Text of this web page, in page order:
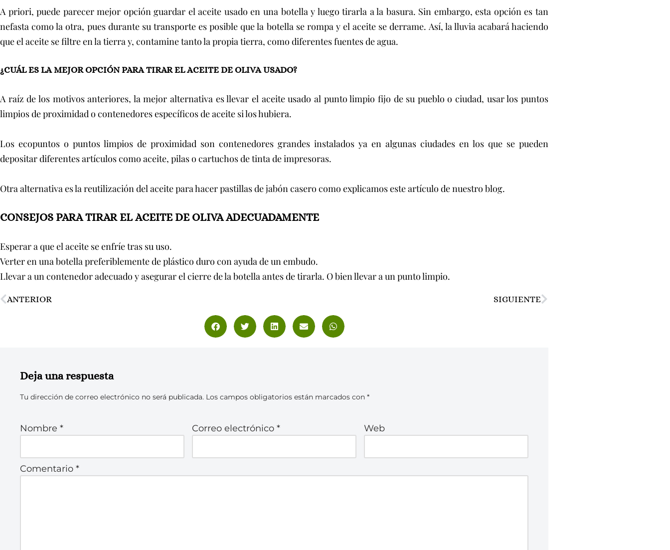
A priori, puede parecer mejor opción guardar el aceite usado en una botella y luego tirarla a la basura. Sin embargo, esta opción es tan
nefasta como la otra, pues durante su transporte es posible que la botella se rompa y el aceite se derrame. Así, la lluvia acabará haciendo
que el aceite se filtre en la tierra y, contamine tanto la propia tierra, como diferentes fuentes de agua.
¿CUÁL ES LA MEJOR OPCIÓN PARA TIRAR EL ACEITE DE OLIVA USADO?
A raíz de los motivos anteriores, la mejor alternativa es llevar el aceite usado al punto limpio fijo de su pueblo o ciudad, usar los puntos
limpios de proximidad o contenedores específicos de aceite si los hubiera.
Los ecopuntos o puntos limpios de proximidad son contenedores grandes instalados ya en algunas ciudades en los que se pueden
depositar diferentes artículos como aceite, pilas o cartuchos de tinta de impresoras.
Otra alternativa es la reutilización del aceite para hacer pastillas de jabón casero como explicamos este artículo de nuestro blog.
CONSEJOS PARA TIRAR EL ACEITE DE OLIVA ADECUADAMENTE
Esperar a que el aceite se enfríe tras su uso.
Verter en una botella preferiblemente de plástico duro con ayuda de un embudo.
Llevar a un contenedor adecuado y asegurar el cierre de la botella antes de tirarla. O bien llevar a un punto limpio.
ANTERIOR SIGUIENTE
Deja una respuesta
Tu dirección de correo electrónico no será publicada. Los campos obligatorios están marcados con *
Nombre * Correo electrónico * Web
Comentario *